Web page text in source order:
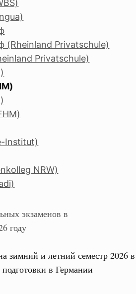
(Rheinland Privatschule)
Privatschule)
Institut)
NRW)
экзаменов в
году
зимний и летний семестр 2026 в
в Германии